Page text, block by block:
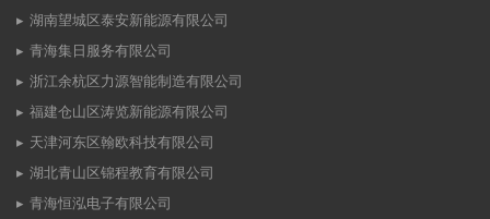
湖南望城区泰安新能源有限公司
青海集日服务有限公司
浙江余杭区力源智能制造有限公司
福建仓山区涛览新能源有限公司
天津河东区翰欧科技有限公司
湖北青山区锦程教育有限公司
青海恒泓电子有限公司